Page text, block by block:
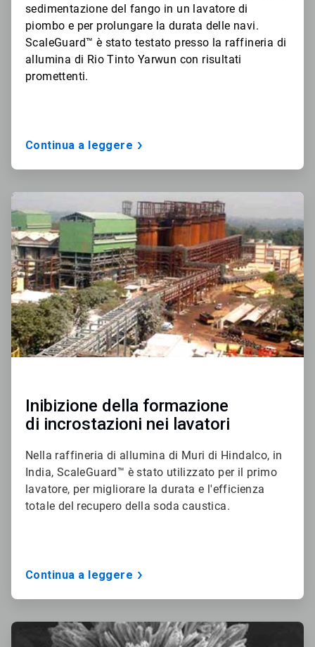
sedimentazione del fango in un lavatore di
piombo e per prolungare la durata delle navi.
ScaleGuard™ è stato testato presso la raffineria di
allumina di Rio Tinto Yarwun con risultati
promettenti.
Continua a leggere
ArticleTile
2
di
3
Inibizione della formazione
​​​​​​​di incrostazioni nei lavatori
Nella raffineria di allumina di Muri di Hindalco, in
India, ScaleGuard™ è stato utilizzato per il primo
lavatore, per migliorare la durata e l'efficienza
totale del recupero della soda caustica.
Continua a leggere
ArticleTile